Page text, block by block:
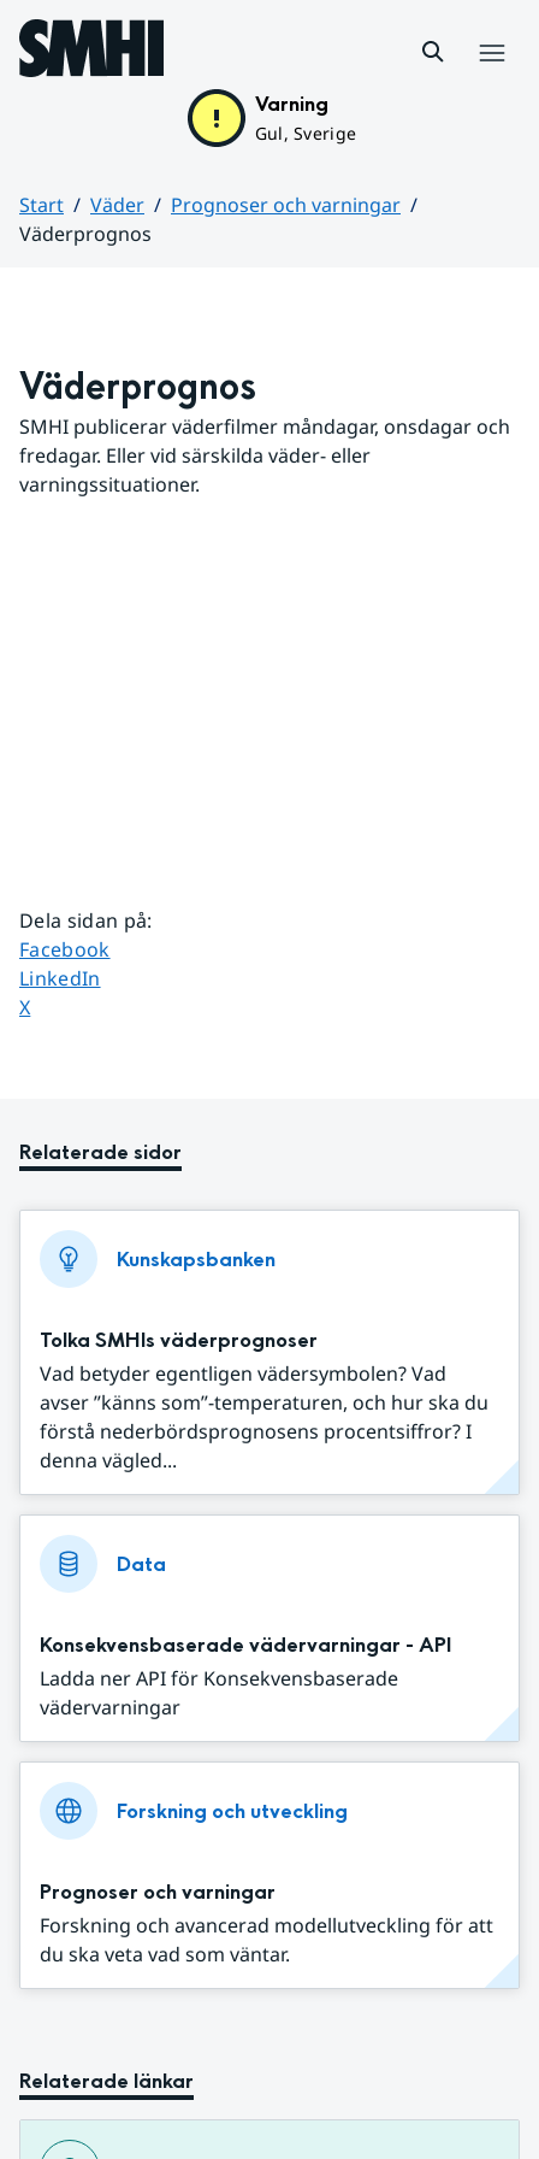
Hoppa till sidans innehåll
Varning
Gul, Sverige
Start Väder
Prognoser och varningar
Väderprognos
Väderprognos
SMHI publicerar väderfilmer måndagar, onsdagar och
fredagar. Eller vid särskilda väder- eller
varningssituationer.
Dela sidan på:
Dela sidan på
Facebook
Dela sidan på
LinkedIn
Dela sidan på
X
Relaterade sidor
Kunskapsbanken
Tolka SMHIs väderprognoser
Vad betyder egentligen vädersymbolen? Vad
avser ”känns som”-temperaturen, och hur ska du
förstå nederbördsprognosens procentsiffror? I
denna vägled...
Data
Konsekvensbaserade vädervarningar - API
Ladda ner API för Konsekvensbaserade
vädervarningar
Forskning och utveckling
Prognoser och varningar
Forskning och avancerad modellutveckling för att
du ska veta vad som väntar.
Relaterade länkar